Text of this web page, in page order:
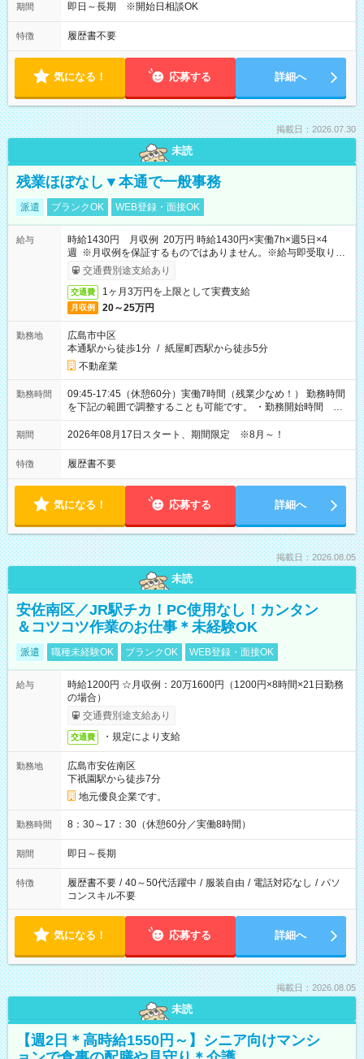
期間 即日～長期 ※開始日相談OK
特徴 履歴書不要
気になる！ 応募する 詳細へ
掲載日：2026.07.30
未読
残業ほぼなし▼本通で一般事務
派遣 ブランクOK WEB登録・面接OK
給与
時給1430円 月収例 20万円 時給1430円×実働7h×週5日×4
週 ※月収例を保証するものではありません。※給与即受取りサ
ービス利用可（利用条件有）
交通費別途支給あり
交通費 1ヶ月3万円を上限として実費支給
月収例 20～25万円
勤務地
広島市中区
本通駅から徒歩1分 / 紙屋町西駅から徒歩5分
不動産業
勤務時間
09:45-17:45（休憩60分）実働7時間（残業少なめ！） 勤務時間
を下記の範囲で調整することも可能です。 ・勤務開始時間
09:45～12:30 ・勤務終了時間 15:45～18:30 ・実働 05:00～
07:45
期間 2026年08月17日スタート、期間限定 ※8月～！
特徴 履歴書不要
気になる！ 応募する 詳細へ
掲載日：2026.08.05
未読
安佐南区／JR駅チカ！PC使用なし！カンタン
＆コツコツ作業のお仕事＊未経験OK
派遣 職種未経験OK ブランクOK WEB登録・面接OK
給与
時給1200円 ☆月収例：20万1600円（1200円×8時間×21日勤務
の場合）
交通費別途支給あり
交通費 ・規定により支給
勤務地
広島市安佐南区
下祇園駅から徒歩7分
地元優良企業です。
勤務時間 8：30～17：30（休憩60分／実働8時間）
期間 即日～長期
特徴 履歴書不要 / 40～50代活躍中 / 服装自由 / 電話対応なし / パソ
コンスキル不要
気になる！ 応募する 詳細へ
掲載日：2026.08.05
未読
【週2日＊高時給1550円～】シニア向けマンシ